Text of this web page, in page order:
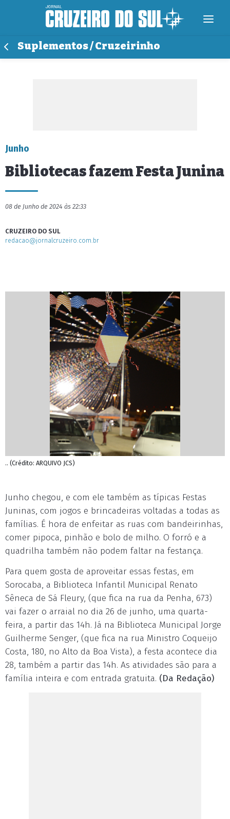
Suplementos / Cruzeirinho
Junho
Bibliotecas fazem Festa Junina
08 de Junho de 2024 às 22:33
CRUZEIRO DO SUL
redacao@jornalcruzeiro.com.br
.. (Crédito: ARQUIVO JCS)
Junho chegou, e com ele também as típicas Festas
Juninas, com jogos e brincadeiras voltadas a todas as
famílias. É hora de enfeitar as ruas com bandeirinhas,
comer pipoca, pinhão e bolo de milho. O forró e a
quadrilha também não podem faltar na festança.
Para quem gosta de aproveitar essas festas, em
Sorocaba, a Biblioteca Infantil Municipal Renato
Sêneca de Sá Fleury, (que fica na rua da Penha, 673)
vai fazer o arraial no dia 26 de junho, uma quarta-
feira, a partir das 14h. Já na Biblioteca Municipal Jorge
Guilherme Senger, (que fica na rua Ministro Coqueijo
Costa, 180, no Alto da Boa Vista), a festa acontece dia
28, também a partir das 14h. As atividades são para a
família inteira e com entrada gratuita. (Da Redação)